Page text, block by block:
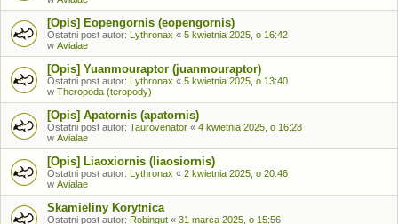
[Opis] Eopengornis (eopengornis)
Ostatni post autor: Lythronax « 5 kwietnia 2025, o 16:42
w Avialae
[Opis] Yuanmouraptor (juanmouraptor)
Ostatni post autor: Lythronax « 5 kwietnia 2025, o 13:40
w Theropoda (teropody)
[Opis] Apatornis (apatornis)
Ostatni post autor: Taurovenator « 4 kwietnia 2025, o 16:28
w Avialae
[Opis] Liaoxiornis (liaosiornis)
Ostatni post autor: Lythronax « 2 kwietnia 2025, o 20:46
w Avialae
Skamieliny Korytnica
Ostatni post autor: Robingut « 31 marca 2025, o 15:56